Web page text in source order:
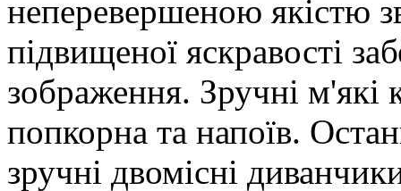
неперевершеною якістю
підвищеної яскравості
зображення. Зручні м'які
попкорна та напоїв.
зручні двомісні